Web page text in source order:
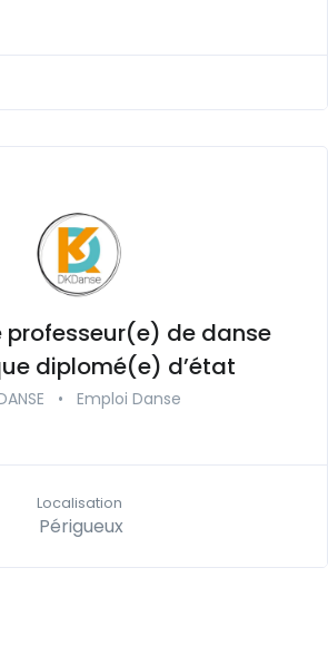
professeur(e) de danse
diplomé(e) d’état
• Emploi Danse
Localisation
Périgueux